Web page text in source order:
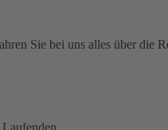
Sie bei uns alles über die